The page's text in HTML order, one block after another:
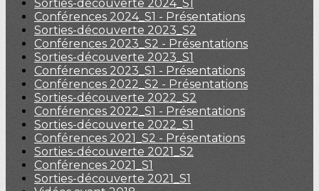
Sorties-découverte 2024_S1
Conférences 2024_S1 - Présentations
Sorties-découverte 2023_S2
Conférences 2023_S2 - Présentations
Sorties-découverte 2023_S1
Conférences 2023_S1 - Présentations
Conférences 2022_S2 - Présentations
Sorties-découverte 2022_S2
Conférences 2022_S1 - Présentations
Sorties-découverte 2022_S1
Conférences 2021_S2 - Présentations
Sorties-découverte 2021_S2
Conférences 2021_S1
Sorties-découverte 2021_S1